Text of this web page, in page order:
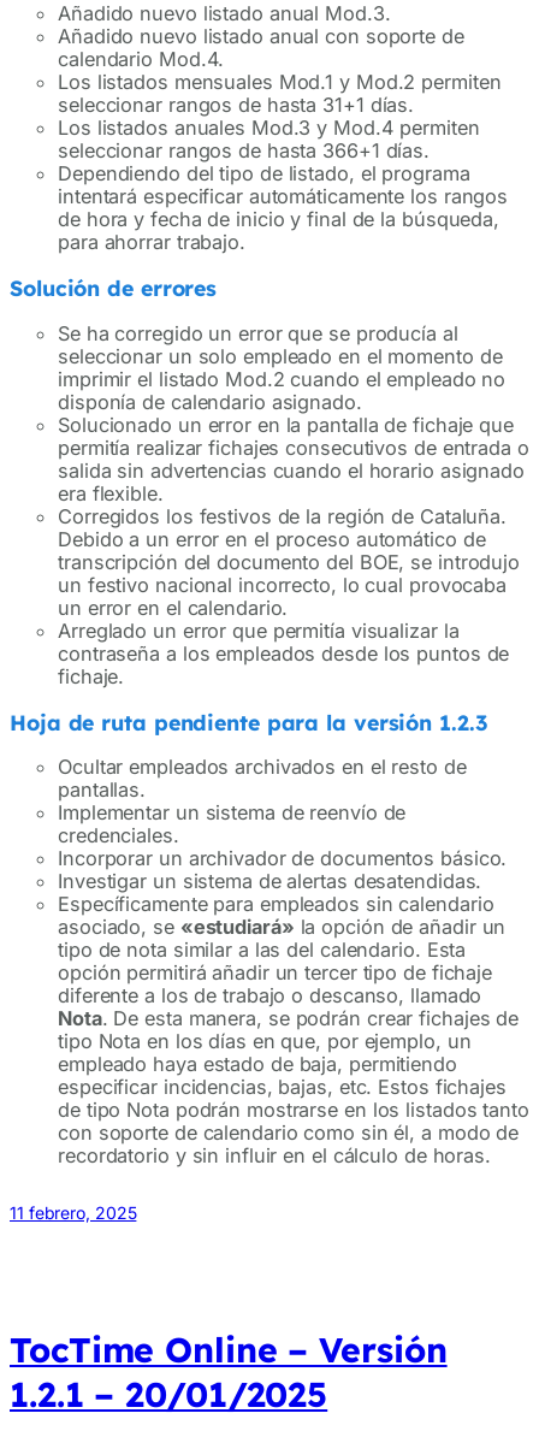
Añadido nuevo listado anual Mod.3.
Añadido nuevo listado anual con soporte de
calendario Mod.4.
Los listados mensuales Mod.1 y Mod.2 permiten
seleccionar rangos de hasta 31+1 días.
Los listados anuales Mod.3 y Mod.4 permiten
seleccionar rangos de hasta 366+1 días.
Dependiendo del tipo de listado, el programa
intentará especificar automáticamente los rangos
de hora y fecha de inicio y final de la búsqueda,
para ahorrar trabajo.
Solución de errores
Se ha corregido un error que se producía al
seleccionar un solo empleado en el momento de
imprimir el listado Mod.2 cuando el empleado no
disponía de calendario asignado.
Solucionado un error en la pantalla de fichaje que
permitía realizar fichajes consecutivos de entrada o
salida sin advertencias cuando el horario asignado
era flexible.
Corregidos los festivos de la región de Cataluña.
Debido a un error en el proceso automático de
transcripción del documento del BOE, se introdujo
un festivo nacional incorrecto, lo cual provocaba
un error en el calendario.
Arreglado un error que permitía visualizar la
contraseña a los empleados desde los puntos de
fichaje.
Hoja de ruta pendiente para la versión 1.2.3
Ocultar empleados archivados en el resto de
pantallas.
Implementar un sistema de reenvío de
credenciales.
Incorporar un archivador de documentos básico.
Investigar un sistema de alertas desatendidas.
Específicamente para empleados sin calendario
asociado, se «estudiará» la opción de añadir un
tipo de nota similar a las del calendario. Esta
opción permitirá añadir un tercer tipo de fichaje
diferente a los de trabajo o descanso, llamado
Nota. De esta manera, se podrán crear fichajes de
tipo Nota en los días en que, por ejemplo, un
empleado haya estado de baja, permitiendo
especificar incidencias, bajas, etc. Estos fichajes
de tipo Nota podrán mostrarse en los listados tanto
con soporte de calendario como sin él, a modo de
recordatorio y sin influir en el cálculo de horas.
11 febrero, 2025
TocTime Online – Versión
1.2.1 – 20/01/2025